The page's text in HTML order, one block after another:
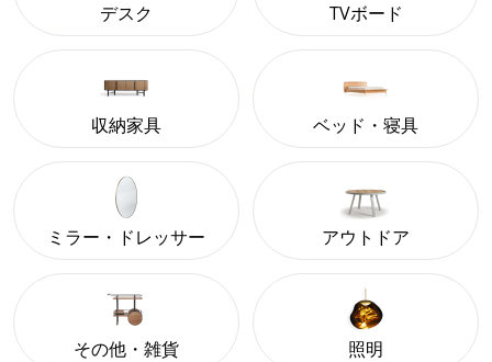
デスク TVボード
収納家具 ベッド・寝具
ミラー・ドレッサー アウトドア
その他・雑貨 照明